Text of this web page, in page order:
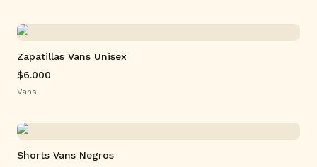
Zapatillas Vans Unisex
$6.000
Vans
Shorts Vans Negros